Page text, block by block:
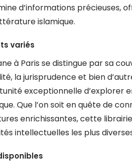
d’informations précieuses,
islamique.
variés
à Paris se distingue par sa
la jurisprudence et bien
exceptionnelle
Que l’on soit en quête de
enrichissantes, cette
intellectuelles les plus